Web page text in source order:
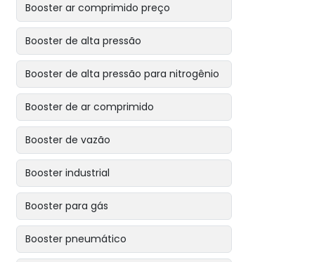
Booster ar comprimido preço
Booster de alta pressão
Booster de alta pressão para nitrogênio
Booster de ar comprimido
Booster de vazão
Booster industrial
Booster para gás
Booster pneumático